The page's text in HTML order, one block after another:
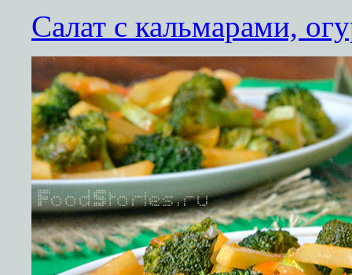
Салат с кальмарами,